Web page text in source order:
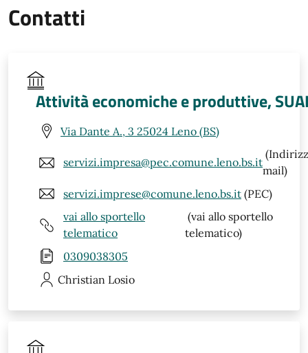
Contatti
Attività economiche e produttive,
Via Dante A., 3 25024 Leno (BS)
servizi.impresa@pec.comune.leno.bs.it
mail)
servizi.imprese@comune.leno.bs.it (PEC)
vai allo sportello
telematico
(vai allo sportello
telematico)
0309038305
Christian Losio